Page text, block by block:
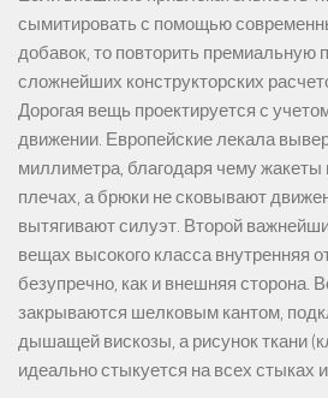
сымитировать с помощью
добавок, то повторить премиальную
сложнейших конструкторских
Дорогая вещь проектируется с
движении. Европейские лекала
миллиметра, благодаря чему жакеты
плечах, а брюки не сковывают
вытягивают силуэт. Второй
вещах высокого класса внутренняя
безупречно, как и внешняя сторона.
закрываются шелковым кантом,
дышащей вискозы, а рисунок ткани
идеально стыкуется на всех стыках